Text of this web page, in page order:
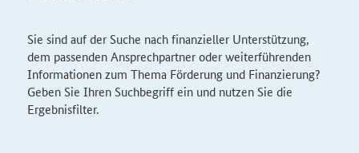
Sie sind auf der Suche nach finanzieller Unterstützung,
dem passenden Ansprechpartner oder weiterführenden
Informationen zum Thema Förderung und Finanzierung?
Geben Sie Ihren Suchbegriff ein und nutzen Sie die
Ergebnisfilter.